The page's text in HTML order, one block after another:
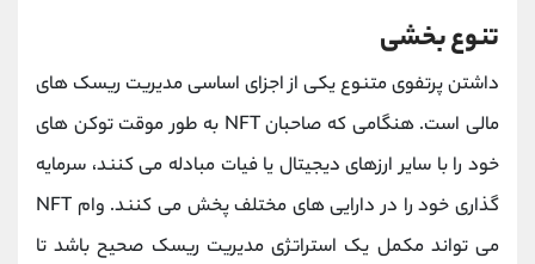
تنوع بخشی
داشتن پرتفوی متنوع یکی از اجزای اساسی مدیریت ریسک های
مالی است. هنگامی که صاحبان NFT به طور موقت توکن های
خود را با سایر ارزهای دیجیتال یا فیات مبادله می کنند، سرمایه
گذاری خود را در دارایی های مختلف پخش می کنند. وام NFT
می تواند مکمل یک استراتژی مدیریت ریسک صحیح باشد تا